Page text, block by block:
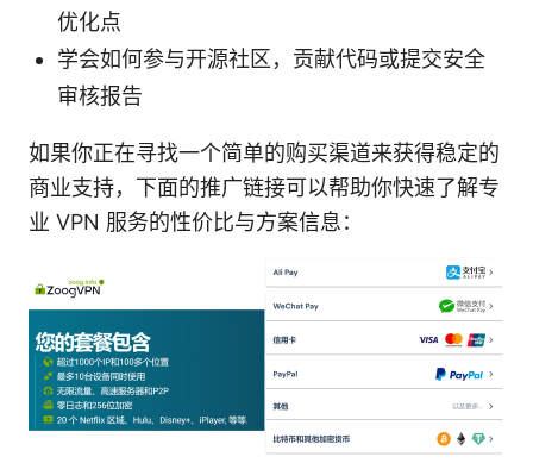
优化点
学会如何参与开源社区，贡献代码或提交安全
审核报告
如果你正在寻找一个简单的购买渠道来获得稳定的
商业支持，下面的推广链接可以帮助你快速了解专
业 VPN 服务的性价比与方案信息：